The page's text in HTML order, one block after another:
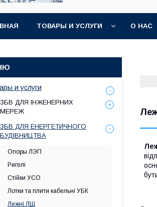
ТОВАРЫ И УСЛУГИ О НАС
и услуги
ЗБВ ДЛЯ ІНЖЕНЕРНИХ
МЕРЕЖ
ЗБВ ДЛЯ ЕНЕРГЕТИЧНОГО
БУДІВНИЦТВА
Опоры ЛЭП
Ригелі
Стійки УСО
Лотки та плити кабельні УБК
Лежні ЛШ